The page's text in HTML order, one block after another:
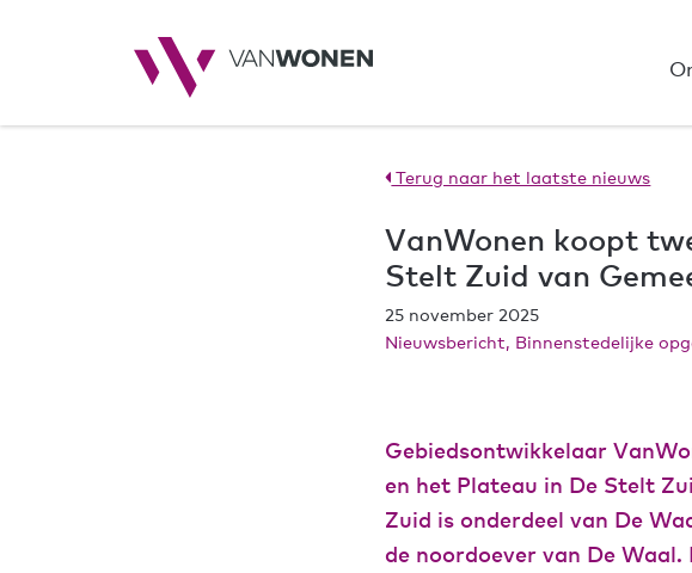
Terug naar het laatste nieuws
VanWonen koopt
Stelt Zuid van
25 november 2025
Nieuwsbericht, Binnenstedelijke
Gebiedsontwikkelaar
en het Plateau in De Stelt
Zuid is onderdeel van De
de noordoever van De